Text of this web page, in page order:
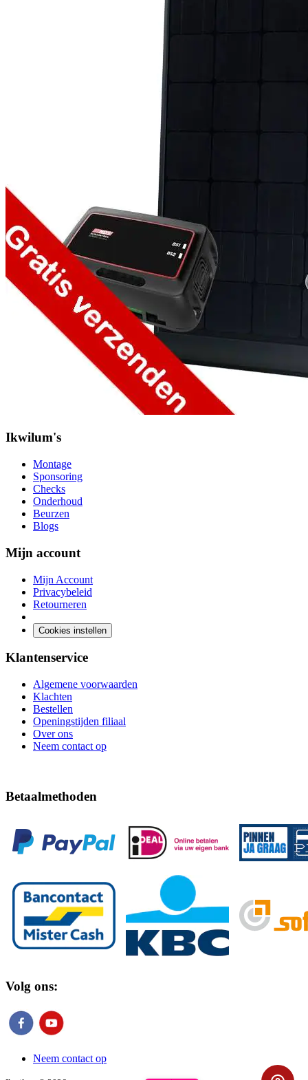
Ikwilum's
Montage
Sponsoring
Checks
Onderhoud
Beurzen
Blogs
Mijn account
Mijn Account
Privacybeleid
Retourneren
Cookies instellen
Klantenservice
Algemene voorwaarden
Klachten
Bestellen
Openingstijden filiaal
Over ons
Neem contact op
Betaalmethoden
Volg ons:
Neem contact op